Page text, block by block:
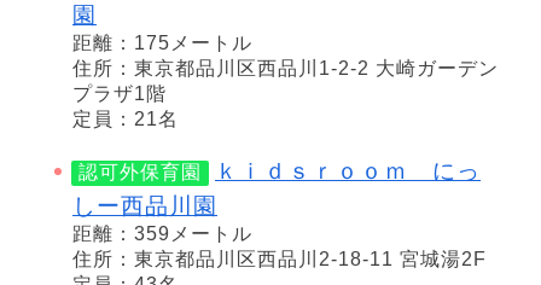
園
距離：175メートル
住所：東京都品川区西品川1-2-2 大崎ガーデン
プラザ1階
定員：21名
認可外保育園
ｋｉｄｓｒｏｏｍ にっ
しー西品川園
距離：359メートル
住所：東京都品川区西品川2-18-11 宮城湯2F